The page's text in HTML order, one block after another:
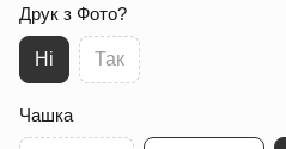
Друк з Фото?
Ні Так
Чашка